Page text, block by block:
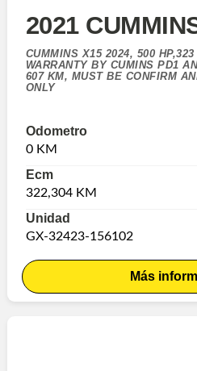
2021
CUMMINS X15 2024, 500
WARRANTY BY CUMINS PD1
607 KM, MUST BE CONFIRM
ONLY
Odometro
0 KM
Ecm
322,304 KM
Unidad
GX-32423-156102
Más